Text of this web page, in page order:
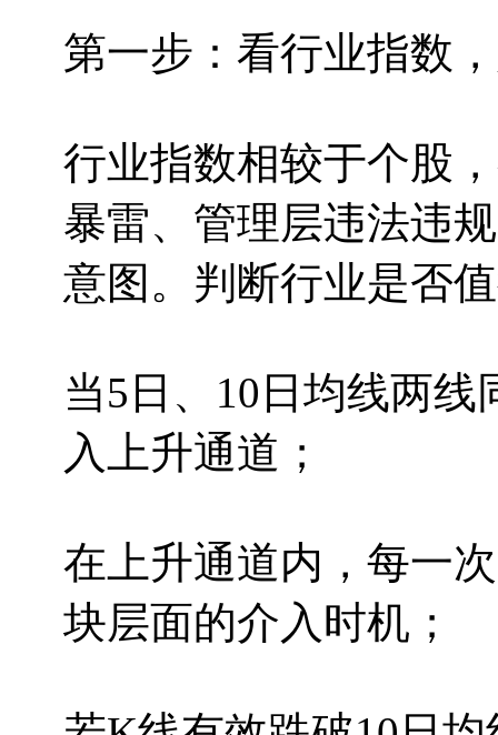
第一步：看行业指数
行业指数相较于个股
暴雷、管理层违法违
意图。判断行业是否
当5日、10日均线两
入上升通道；
在上升通道内，每一
块层面的介入时机；